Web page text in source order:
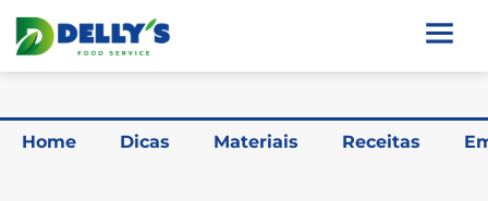
Home Dicas Materiais Receitas